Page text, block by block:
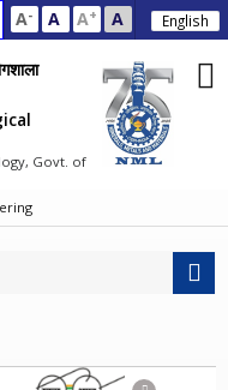
A- A A+ A English
Govt. of